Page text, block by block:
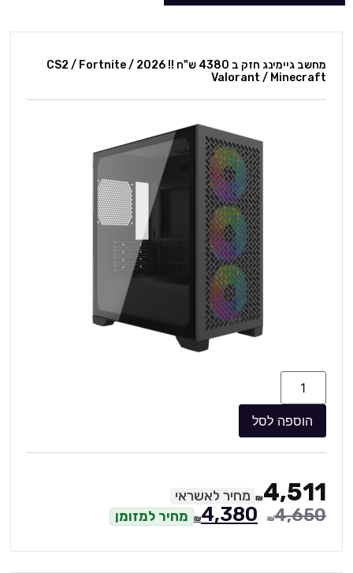
מחשב גיימינג חזק ב 4380 ש"ח !! 2026 CS2 / Fortnite /
Valorant / Minecraft
הוספה לסל
₪4,511 מחיר לאשראי
₪4,650
₪4,380 מחיר למזומן